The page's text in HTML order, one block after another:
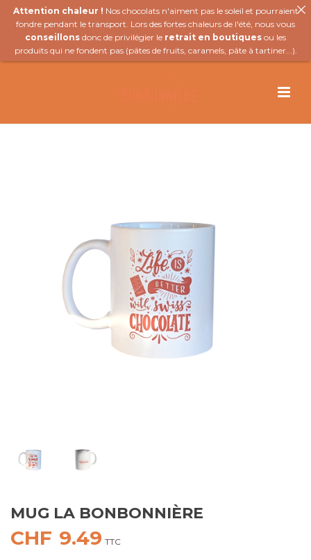
MUG LA BONBONNIÈRE
CHF 9.49 TTC
Attention chaleur ! Nos chocolats n'aiment pas le soleil et pourraient
fondre pendant le transport. Lors des fortes chaleurs de l'été, nous vous
conseillons donc de privilégier le retrait en boutiques ou les
produits qui ne fondent pas (pâtes de fruits, caramels, pâte à tartiner...).